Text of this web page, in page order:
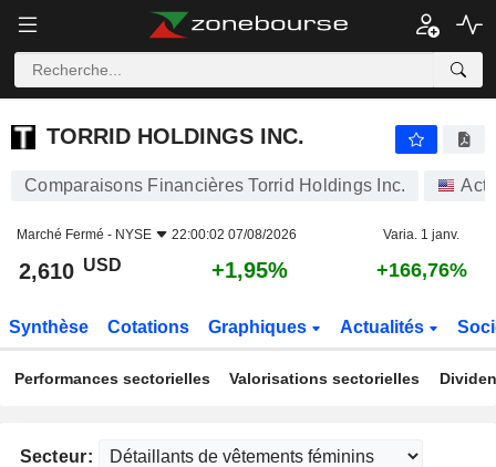
TORRID HOLDINGS INC.
TORRID HOLDINGS INC.
Comparaisons Financières Torrid Holdings Inc.
Marché Fermé - NYSE 22:00:02 07/08/2026 Varia. 1 janv.
2,610 USD +1,95% +166,76%
Synthèse Cotations Graphiques Actualités
Performances sectorielles Valorisations sectorielles
Secteur: